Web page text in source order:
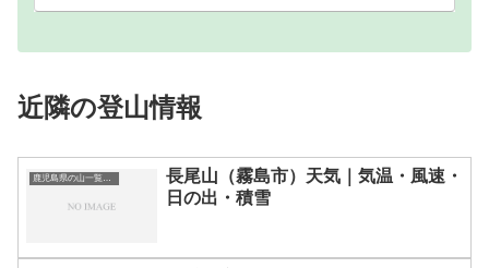
近隣の登山情報
鹿児島県の山一覧｜標高順・標高の高い山ランキング
長尾山（霧島市）天気｜気温・風速・
日の出・積雪